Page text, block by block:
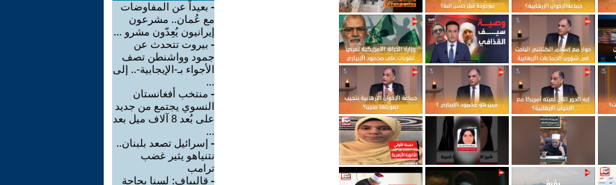
- بعيداً عن المفاوضات
مع عُمان.. مشرعون
إيرانيون يُعِدّون مشرو ...
- بيروت تتحدث عن
جمود وواشنطن تصف
الأجواء بـ-الإيجابية-.. إلى
...
- منتخب أفغانستان
النسوي يجتمع من جديد
على بُعد 8 آلاف ميل بعد
...
- إسرائيل تصعد بلبنان..
نتنياهو يثير غضب
ترامب
- قاليباف: لسنا بحاجة